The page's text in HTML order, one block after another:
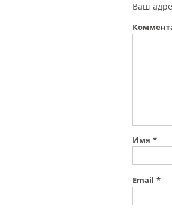
Ваш
Имя *
Email *